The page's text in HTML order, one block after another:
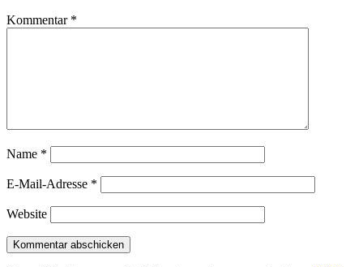
Kommentar *
Name *
E-Mail-Adresse *
Website